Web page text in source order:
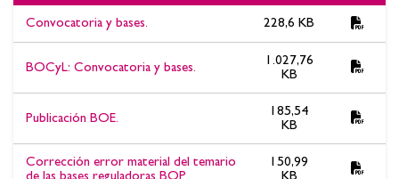
Documentos asociados:OPOSICIÓN ARQUITECTO/A
TÉCNICO/A OEP 2020. Lista definitiva de personas admitidas y
excluidas, tribunal y fecha de examen. Día 8 de septiembre de
2026, 15:00 h. Complejo San Cayetano.
Convocatoria y bases. 228,6 KB
BOCyL: Convocatoria y bases.
1.027,76
KB
Publicación BOE.
185,54
KB
Corrección error material del temario
de las bases reguladoras BOP.
150,99
KB